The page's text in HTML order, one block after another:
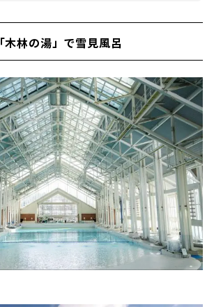
「木林の湯」で雪見風呂